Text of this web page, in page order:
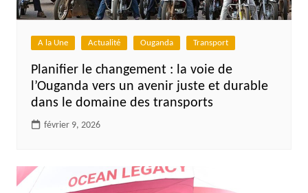
A la Une Actualité Ouganda Transport
Planifier le changement : la voie de
l’Ouganda vers un avenir juste et durable
dans le domaine des transports
février 9, 2026